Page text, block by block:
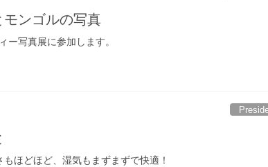
ンゴルの写真
ー写真展に参加します。
ほどほど、湿気もまずまずで快適！